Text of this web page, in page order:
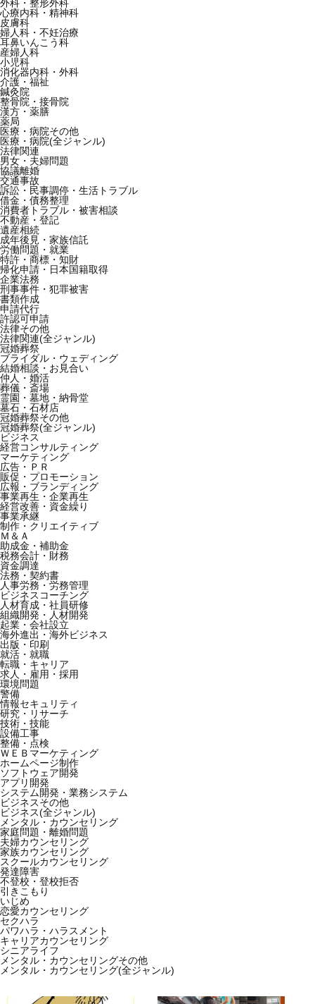
外科・整形外科
心療内科・精神科
皮膚科
婦人科・不妊治療
耳鼻いんこう科
産婦人科
小児科
消化器内科・外科
介護・福祉
鍼灸院
整骨院・接骨院
漢方・薬膳
薬局
医療・病院その他
医療・病院(全ジャンル)
法律関連
男女・夫婦問題
協議離婚
交通事故
訴訟・民事調停・生活トラブル
借金・債務整理
消費者トラブル・被害相談
不動産・登記
遺産相続
成年後見・家族信託
労働問題・就業
特許・商標・知財
帰化申請・日本国籍取得
企業法務
刑事事件・犯罪被害
書類作成
申請代行
許認可申請
法律その他
法律関連(全ジャンル)
冠婚葬祭
ブライダル・ウェディング
結婚相談・お見合い
仲人・婚活
葬儀・斎場
霊園・墓地・納骨堂
墓石・石材店
冠婚葬祭その他
冠婚葬祭(全ジャンル)
ビジネス
経営コンサルティング
マーケティング
広告・ＰＲ
販促・プロモーション
広報・ブランディング
事業再生・企業再生
経営改善・資金繰り
事業承継
制作・クリエイティブ
Ｍ＆Ａ
助成金・補助金
税務会計・財務
資金調達
法務・契約書
人事労務・労務管理
ビジネスコーチング
人材育成・社員研修
組織開発・人材開発
起業・会社設立
海外進出・海外ビジネス
出版・印刷
就活・就職
転職・キャリア
求人・雇用・採用
環境問題
警備
情報セキュリティ
研究・リサーチ
技術・技能
設備工事
整備・点検
ＷＥＢマーケティング
ホームページ制作
ソフトウェア開発
アプリ開発
システム開発・業務システム
ビジネスその他
ビジネス(全ジャンル)
メンタル・カウンセリング
家庭問題・離婚問題
夫婦カウンセリング
家族カウンセリング
スクールカウンセリング
発達障害
不登校・登校拒否
引きこもり
いじめ
恋愛カウンセリング
セクハラ
パワハラ・ハラスメント
キャリアカウンセリング
シニアライフ
メンタル・カウンセリングその他
メンタル・カウンセリング(全ジャンル)